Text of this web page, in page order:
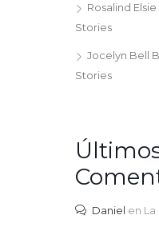
Rosalind
Stories
Jocelyn Bell
Stories
Daniel en La